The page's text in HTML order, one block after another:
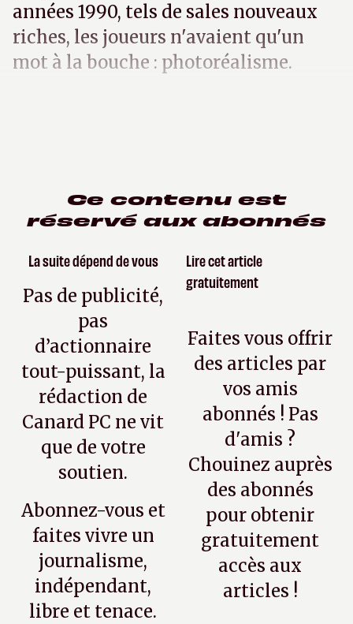
années 1990, tels de sales nouveaux
riches, les joueurs n'avaient qu'un
mot à la bouche : photoréalisme.
Ce contenu est
réservé aux abonnés
La suite dépend de vous
Pas de publicité,
pas
d’actionnaire
tout-puissant, la
rédaction de
Canard PC ne vit
que de votre
soutien.
Abonnez-vous et
faites vivre un
journalisme,
indépendant,
libre et tenace.
Lire cet article
gratuitement
Faites vous offrir
des articles par
vos amis
abonnés ! Pas
d'amis ?
Chouinez auprès
des abonnés
pour obtenir
gratuitement
accès aux
articles !